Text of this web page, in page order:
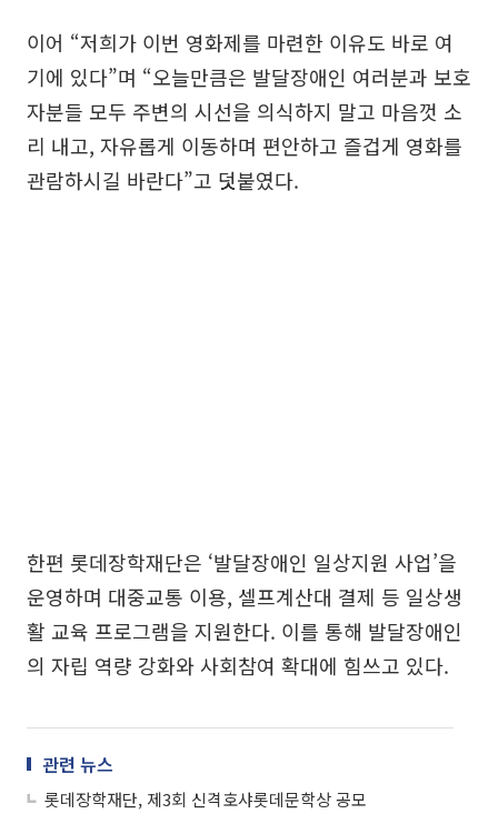
이어 “저희가 이번 영화제를 마련한 이유도 바로 여
기에 있다”며 “오늘만큼은 발달장애인 여러분과 보호
자분들 모두 주변의 시선을 의식하지 말고 마음껏 소
리 내고, 자유롭게 이동하며 편안하고 즐겁게 영화를
관람하시길 바란다”고 덧붙였다.
한편 롯데장학재단은 ‘발달장애인 일상지원 사업’을
운영하며 대중교통 이용, 셀프계산대 결제 등 일상생
활 교육 프로그램을 지원한다. 이를 통해 발달장애인
의 자립 역량 강화와 사회참여 확대에 힘쓰고 있다.
관련 뉴스
롯데장학재단, 제3회 신격호샤롯데문학상 공모